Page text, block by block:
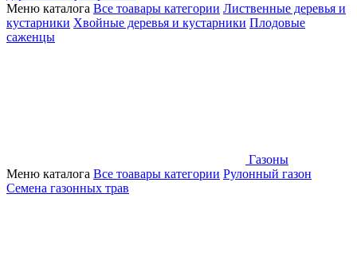
Меню каталога Все тоавары категории Лиственные деревья и
кустарники Хвойные деревья и кустарники Плодовые
саженцы
Газоны
Меню каталога Все тоавары категории Рулонный газон
Семена газонных трав